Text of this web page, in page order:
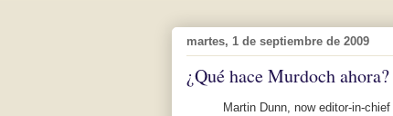
martes, 1 de septiembre de 2009
¿Qué hace Murdoch ahora?
Martin Dunn, now editor-in-